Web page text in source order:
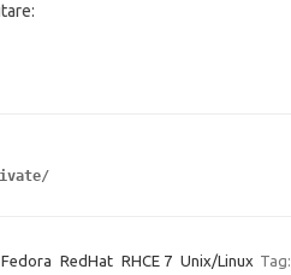
Fedora RedHat RHCE 7 Unix/Linux Tag: